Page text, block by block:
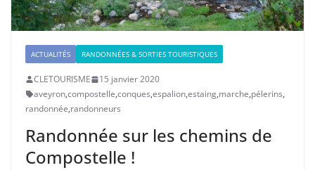
ACTUALITÉS RANDONNÉES & SORTIES TOURISTIQUES
CLETOURISME
15 janvier 2020
aveyron,compostelle,conques,espalion,estaing,marche,pélerins,
randonnée,randonneurs
Randonnée sur les chemins de
Compostelle !